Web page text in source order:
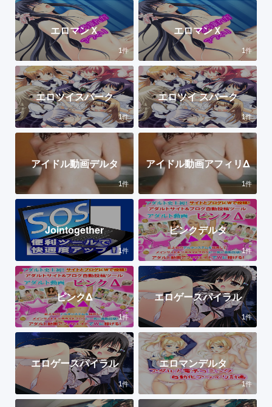
エロマンＸ
1件
エロマンＸ
1件
エロツイスパーク
1件
エロツイ スパーク
1件
アイドル動画デルタ
1件
アイドル動画アフィリΔ
1件
Jointogether
1件
ピンクデルタ
1件
ピンクΔ
1件
エロゲースパイラル
1件
エロゲースパイラル
1件
エロマンデルタ
1件